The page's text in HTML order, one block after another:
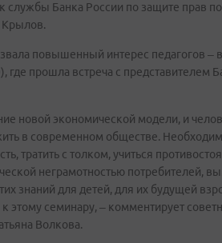
Банка России по защите прав
Крылов.
повышенный интерес педагогов –
где прошла встреча с представителем
новой экономической модели, и
в современном обществе.
тратить с толком, учиться
неграмотностью потребителей,
знаний для детей, для их будущей
этому семинару, – комментирует
Волкова.